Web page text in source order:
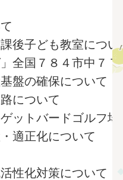
後子ども教室につい
全国７８４市中７
盤の確保について
について
ットバードゴルフ
適正化について
性化対策について